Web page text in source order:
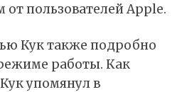
пользователей Apple.
Кук также подробно
работы. Как
упомянул в